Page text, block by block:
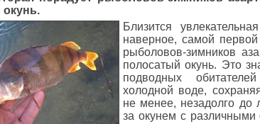
Близится
наверное, самой
рыболовов-зимников
полосатый окунь. Это
подводных
холодной воде,
не менее, незадолго до
за окунем с различными